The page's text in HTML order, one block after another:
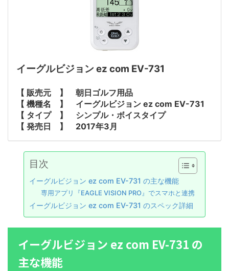
イーグルビジョン ez com EV-731
【 販売元 】 朝日ゴルフ用品
【 機種名 】 イーグルビジョン ez com EV-731
【 タイプ 】 シンプル・ボイスタイプ
【 発売日 】 2017年3月
目次
イーグルビジョン ez com EV-731 の主な機能
専用アプリ『EAGLE VISION PRO』でスマホと連携
イーグルビジョン ez com EV-731 のスペック詳細
イーグルビジョン ez com EV-731 の
主な機能